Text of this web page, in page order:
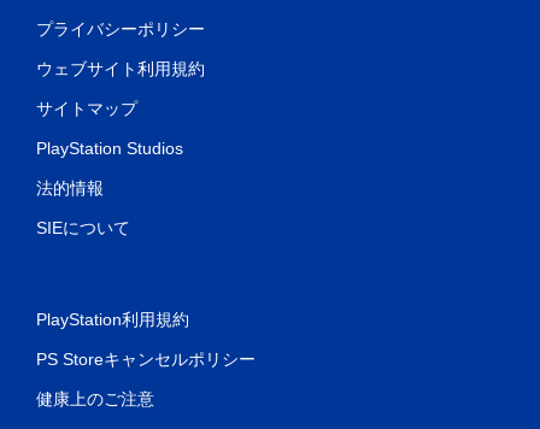
プライバシーポリシー
ウェブサイト利用規約
サイトマップ
PlayStation Studios
法的情報
SIEについて
PlayStation利用規約
PS Storeキャンセルポリシー
健康上のご注意